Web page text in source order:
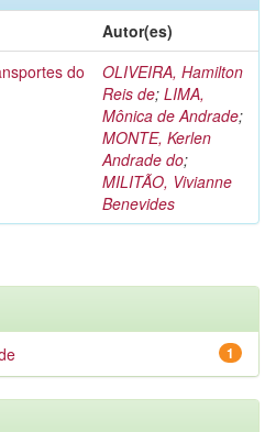
Autor(es)
do
OLIVEIRA, Hamilton
Reis de; LIMA,
Mônica de Andrade;
MONTE, Kerlen
Andrade do;
MILITÃO, Vivianne
Benevides
1